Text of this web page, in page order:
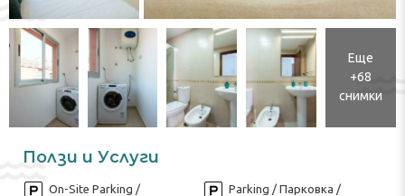
Еще
+68
снимки
Ползи и Услуги
On-Site Parking /
Parking / Парковка /